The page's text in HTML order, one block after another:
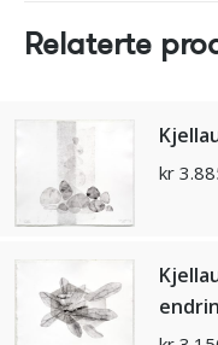
Relaterte
kr